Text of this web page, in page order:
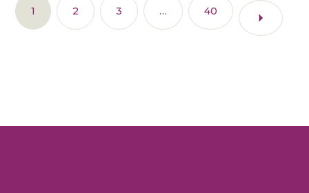
1 2 3 … 40